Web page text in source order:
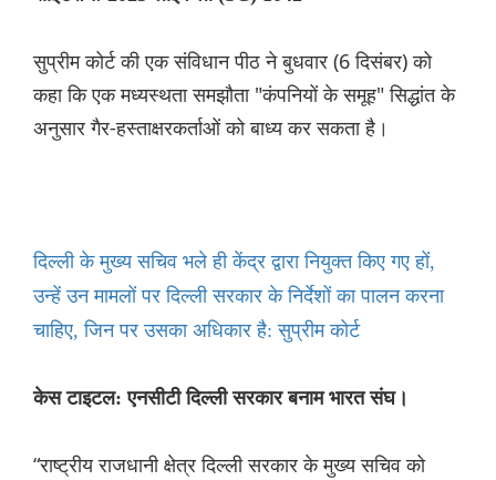
सुप्रीम कोर्ट की एक संविधान पीठ ने बुधवार (6 दिसंबर) को
कहा कि एक मध्यस्थता समझौता "कंपनियों के समूह" सिद्धांत के
अनुसार गैर-हस्ताक्षरकर्ताओं को बाध्य कर सकता है।
दिल्ली के मुख्य सचिव भले ही केंद्र द्वारा नियुक्त किए गए हों,
उन्हें उन मामलों पर दिल्ली सरकार के निर्देशों का पालन करना
चाहिए, जिन पर उसका अधिकार है: सुप्रीम कोर्ट
केस टाइटल: एनसीटी दिल्ली सरकार बनाम भारत संघ।
“राष्ट्रीय राजधानी क्षेत्र दिल्ली सरकार के मुख्य सचिव को